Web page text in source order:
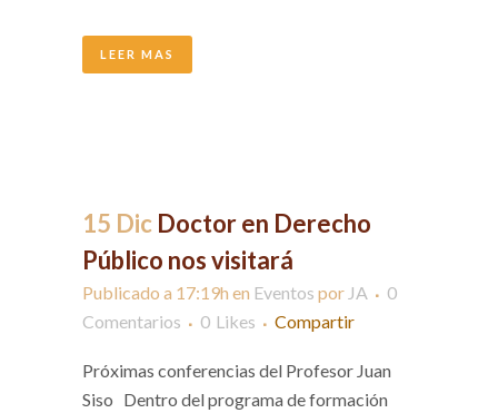
LEER MAS
15 Dic Doctor en Derecho
Público nos visitará
Publicado a 17:19h en Eventos por JA
0
Comentarios
0 Likes Compartir
Próximas conferencias del Profesor Juan
Siso Dentro del programa de formación